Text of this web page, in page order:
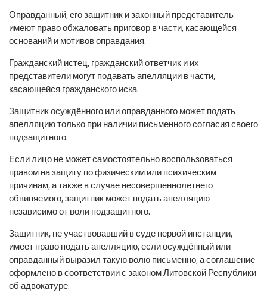
Оправданный, его защитник и законный представитель
имеют право обжаловать приговор в части, касающейся
оснований и мотивов оправдания.
Гражданский истец, гражданский ответчик и их
представители могут подавать апелляции в части,
касающейся гражданского иска.
Защитник осуждённого или оправданного может подать
апелляцию только при наличии письменного согласия своего
подзащитного.
Если лицо не может самостоятельно воспользоваться
правом на защиту по физическим или психическим
причинам, а также в случае несовершеннолетнего
обвиняемого, защитник может подать апелляцию
независимо от воли подзащитного.
Защитник, не участвовавший в суде первой инстанции,
имеет право подать апелляцию, если осуждённый или
оправданный выразил такую волю письменно, а соглашение
оформлено в соответствии с законом Литовской Республики
об адвокатуре.